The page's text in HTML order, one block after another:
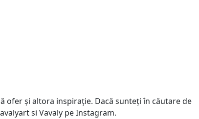
ofer și altora inspirație. Dacă sunteți în căutare de
si Vavaly pe Instagram.